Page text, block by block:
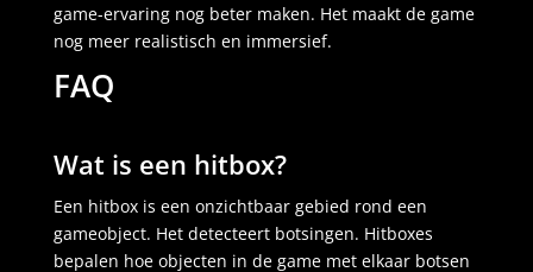
game-ervaring nog beter maken. Het maakt de game
nog meer realistisch en immersief.
FAQ
Wat is een hitbox?
Een hitbox is een onzichtbaar gebied rond een
gameobject. Het detecteert botsingen. Hitboxes
bepalen hoe objecten in de game met elkaar botsen